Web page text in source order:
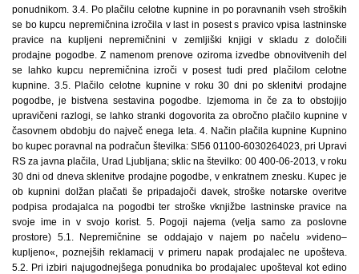
ponudnikom. 3.4. Po plačilu celotne kupnine in po poravnanih vseh stroških
se bo kupcu nepremičnina izročila v last in posest s pravico vpisa lastninske
pravice na kupljeni nepremičnini v zemljiški knjigi v skladu z določili
prodajne pogodbe. Z namenom prenove oziroma izvedbe obnovitvenih del
se lahko kupcu nepremičnina izroči v posest tudi pred plačilom celotne
kupnine. 3.5. Plačilo celotne kupnine v roku 30 dni po sklenitvi prodajne
pogodbe, je bistvena sestavina pogodbe. Izjemoma in če za to obstojijo
upravičeni razlogi, se lahko stranki dogovorita za obročno plačilo kupnine v
časovnem obdobju do največ enega leta. 4. Način plačila kupnine Kupnino
bo kupec poravnal na podračun številka: SI56 01100-6030264023, pri Upravi
RS za javna plačila, Urad Ljubljana; sklic na številko: 00 400-06-2013, v roku
30 dni od dneva sklenitve prodajne pogodbe, v enkratnem znesku. Kupec je
ob kupnini dolžan plačati še pripadajoči davek, stroške notarske overitve
podpisa prodajalca na pogodbi ter stroške vknjižbe lastninske pravice na
svoje ime in v svojo korist. 5. Pogoji najema (velja samo za poslovne
prostore) 5.1. Nepremičnine se oddajajo v najem po načelu »videno–
kupljeno«, poznejših reklamacij v primeru napak prodajalec ne upošteva.
5.2. Pri izbiri najugodnejšega ponudnika bo prodajalec upošteval kot edino